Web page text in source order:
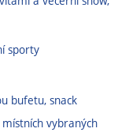
sporty
bufetu, snack
vybraných